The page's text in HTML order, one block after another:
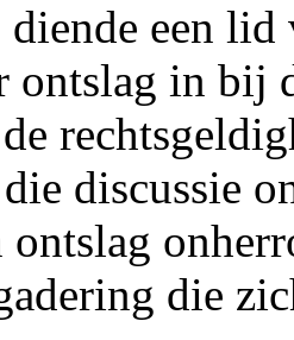
een
ontslag in bij
discussie
ontslag
die